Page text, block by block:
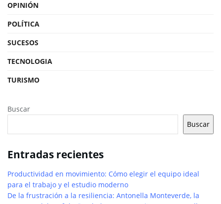
OPINIÓN
POLÍTICA
SUCESOS
TECNOLOGIA
TURISMO
Buscar
Buscar
Entradas recientes
Productividad en movimiento: Cómo elegir el equipo ideal
para el trabajo y el estudio moderno
De la frustración a la resiliencia: Antonella Monteverde, la